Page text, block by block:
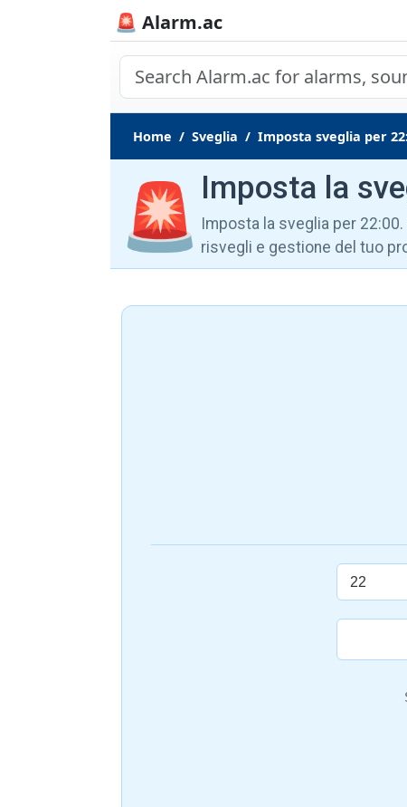
🚨 Alarm.ac
Home Sveglia Imposta sveglia per
🚨 Imposta la
Imposta la sveglia per
risvegli e gestione del tuo